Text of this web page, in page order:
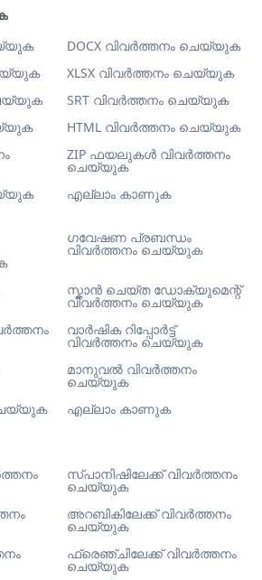
ഗവേഷണ പ്രബന്ധം
വിവർത്തനം ചെയ്യുക
സ്കാൻ ചെയ്ത ഡോക്യുമെന്റ്
വിവർത്തനം ചെയ്യുക
വാർഷിക റിപ്പോർട്ട്
വിവർത്തനം ചെയ്യുക
മാനുവൽ വിവർത്തനം
ചെയ്യുക
എല്ലാം കാണുക
സ്പാനിഷിലേക്ക് വിവർത്തനം
ചെയ്യുക
അറബികിലേക്ക് വിവർത്തനം
ചെയ്യുക
ഫ്രെഞ്ചിലേക്ക് വിവർത്തനം
ചെയ്യുക
DOCX വിവർത്തനം ചെയ്യുക
XLSX വിവർത്തനം ചെയ്യുക
SRT വിവർത്തനം ചെയ്യുക
HTML വിവർത്തനം ചെയ്യുക
ZIP ഫയലുകൾ വിവർത്തനം
ചെയ്യുക
എല്ലാം കാണുക